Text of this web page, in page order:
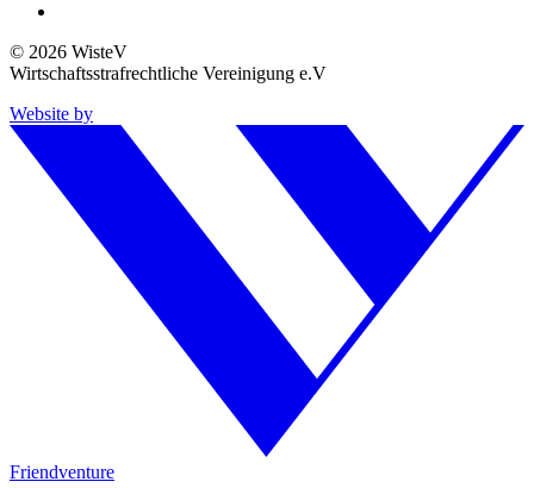
© 2026 WisteV
Wirtschaftsstrafrechtliche Vereinigung e.V
Website by
Friendventure